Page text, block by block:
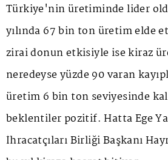
Türkiye'nin üretiminde lider
yılında 67 bin ton üretim elde
zirai donun etkisiyle ise kiraz
neredeyse yüzde 90 varan
üretim 6 bin ton seviyesinde
beklentiler pozitif. Hatta Ege
İhracatçıları Birliği Başkanı